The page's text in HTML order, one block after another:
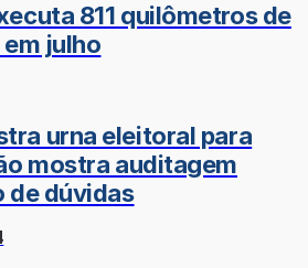
811 quilômetros de
julho
urna eleitoral para
mostra auditagem
de dúvidas